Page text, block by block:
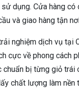
dụng. Cửa hàng
và giao hàng tận
nghiệm dịch vụ tại
cực về phong cách
bị từng giỏ trái
chất lượng làm nền